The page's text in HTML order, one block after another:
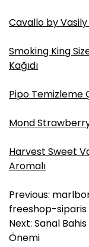
Cavallo by
Smoking King
Kağıdı
Pipo Temizleme
Mond
Harvest Sweet
Aromalı
Y
a
z
ı
Previous:
freeshop-siparis
Next: Sanal Bahis
Önemi